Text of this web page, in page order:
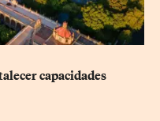
capacidades